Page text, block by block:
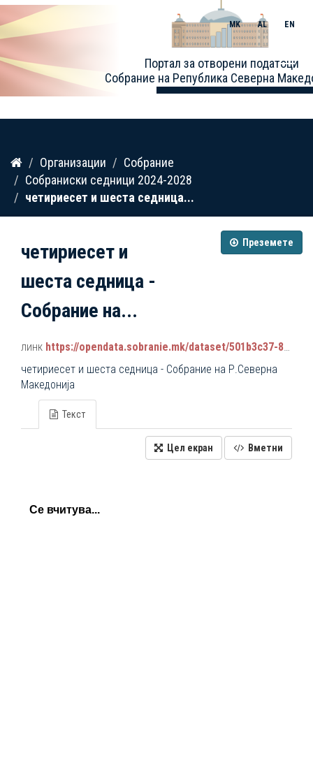
Прескокнете
содржина
Портал за отворени податоци
Собрание на Република Северна
MK AL EN
Toggle
Организации
Собрание
Собраниски седници 2024-2028
четириесет и шеста седница...
Преземете
четириесет и
шеста седница -
Собрание на...
линк https://opendata.sobranie.mk/dataset/501b3c37-891a-4256-8f5f-00d48fd657e1/resource/63152552-f169-491f-ab12-c34fcf82f3bf/download/plenarni_sednici_2024-2028.json
четириесет и шеста седница - Собрание на Р.Северна
Македонија
Текст
Цел екран Вметни